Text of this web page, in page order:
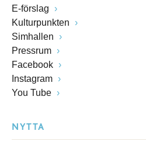
E-förslag
Kulturpunkten
Simhallen
Pressrum
Facebook
Instagram
You Tube
NYTTA